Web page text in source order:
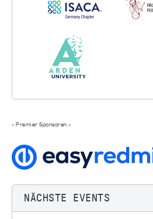
- Premier Sponsoren -
NÄCHSTE EVENTS